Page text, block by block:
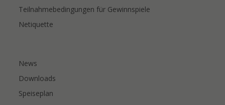
Teilnahmebedingungen für Gewinnspiele
Netiquette
News
Downloads
Speiseplan